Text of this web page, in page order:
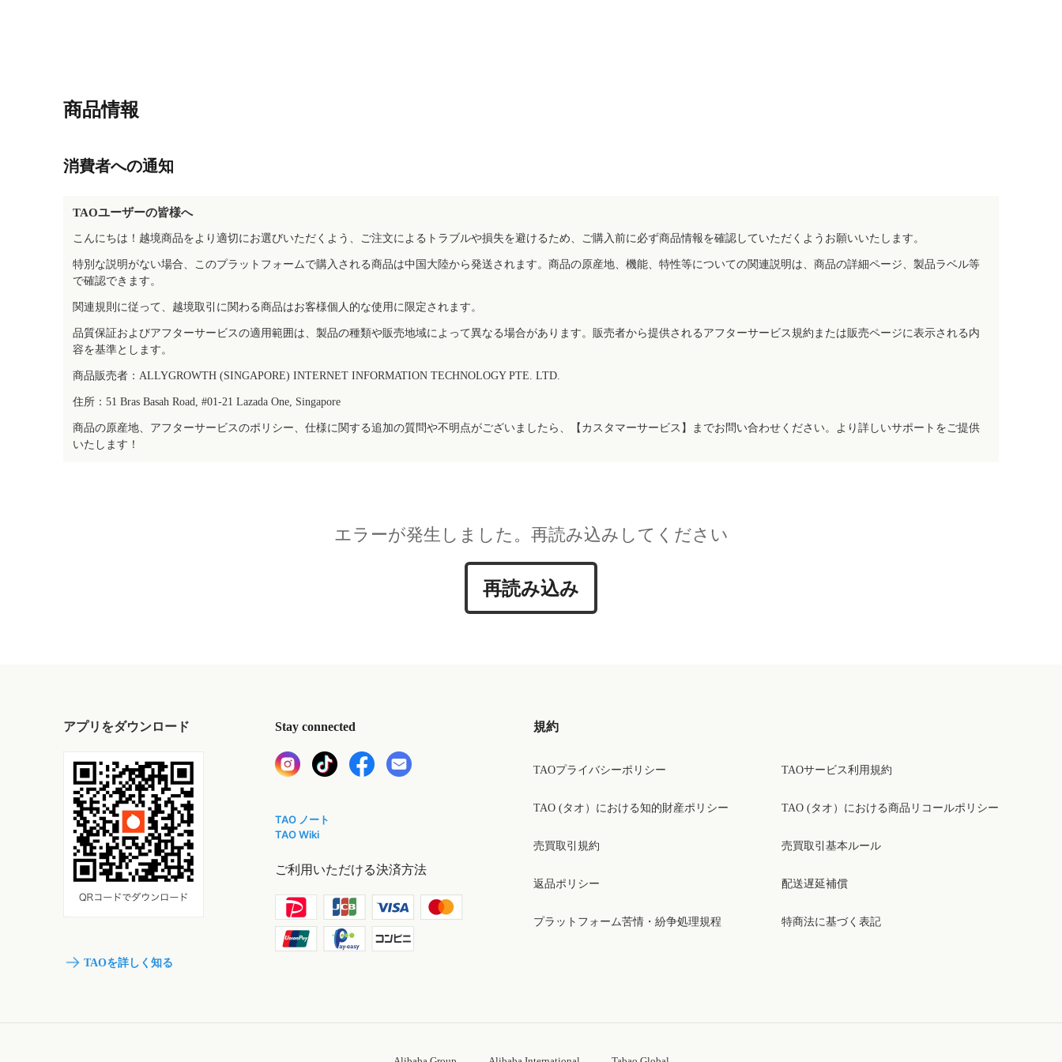
商品情報
消費者への通知
TAOユーザーの皆様へ
こんにちは！越境商品をより適切にお選びいただくよう、ご注文によるトラブルや損失を避けるため、ご購入前に必ず商品情報を確認していただくようお願いいたします。
特別な説明がない場合、このプラットフォームで購入される商品は中国大陸から発送されます。商品の原産地、機能、特性等についての関連説明は、商品の詳細ページ、製品ラベル等
で確認できます。
関連規則に従って、越境取引に関わる商品はお客様個人的な使用に限定されます。
品質保証およびアフターサービスの適用範囲は、製品の種類や販売地域によって異なる場合があります。販売者から提供されるアフターサービス規約または販売ページに表示される内
容を基準とします。
商品販売者：ALLYGROWTH (SINGAPORE) INTERNET INFORMATION TECHNOLOGY PTE. LTD.
住所：51 Bras Basah Road, #01-21 Lazada One, Singapore
商品の原産地、アフターサービスのポリシー、仕様に関する追加の質問や不明点がございましたら、【カスタマーサービス】までお問い合わせください。より詳しいサポートをご提供
いたします！
エラーが発生しました。再読み込みしてください
再読み込み
アプリをダウンロード
TAOを詳しく知る
Stay connected
TAO ノート
TAO Wiki
ご利用いただける決済方法
規約
TAOプライバシーポリシー
TAO (タオ）における知的財産ポリシー
売買取引規約
返品ポリシー
プラットフォーム苦情・紛争処理規程
TAOサービス利用規約
TAO (タオ）における商品リコールポリシー
売買取引基本ルール
配送遅延補償
特商法に基づく表記